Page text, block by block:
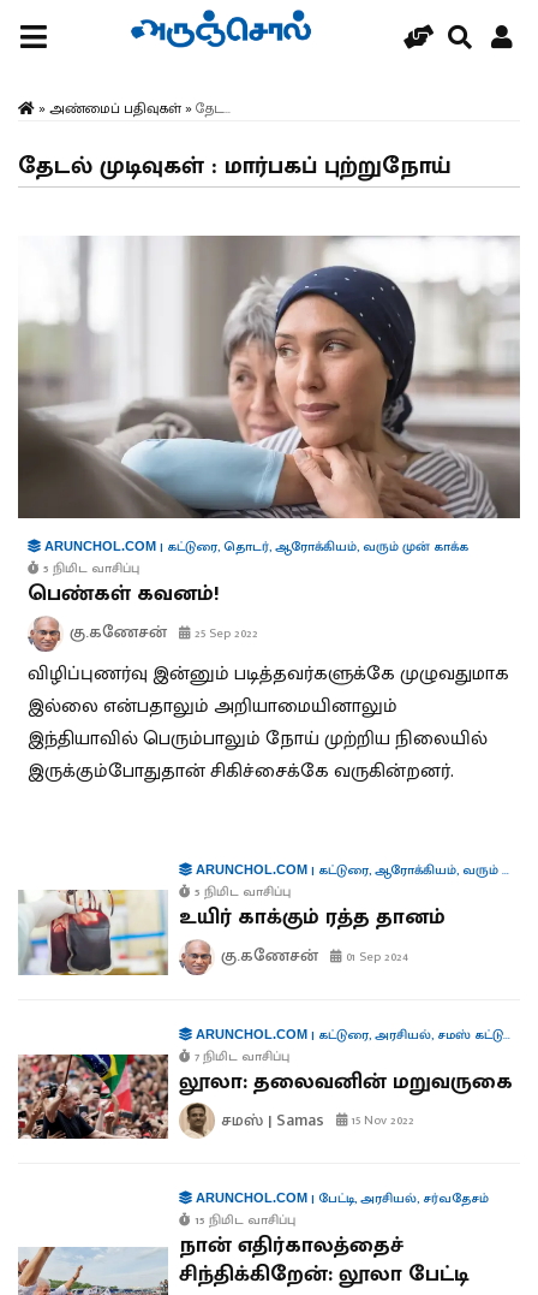
» அண்மைப் பதிவுகள்» தேட...
தேடல் முடிவுகள் : மார்பகப் புற்றுநோய்
ARUNCHOL.COM | கட்டுரை,தொடர்,ஆரோக்கியம், வரும் முன் காக்க
5 நிமிட வாசிப்பு
பெண்கள் கவனம்!
கு.கணேசன் 25 Sep 2022
விழிப்புணர்வு இன்னும் படித்தவர்களுக்கே முழுவதுமாக
இல்லை என்பதாலும் அறியாமையினாலும்
இந்தியாவில் பெரும்பாலும் நோய் முற்றிய நிலையில்
இருக்கும்போதுதான் சிகிச்சைக்கே வருகின்றனர்.
ARUNCHOL.COM| கட்டுரை,ஆரோக்கியம், வரும் முன் காக்க
5 நிமிட வாசிப்பு
உயிர் காக்கும் ரத்த தானம்
கு.கணேசன் 01 Sep 2024
ARUNCHOL.COM| கட்டுரை,அரசியல், சமஸ் கட்டுரை
7 நிமிட வாசிப்பு
லூலா: தலைவனின் மறுவருகை
சமஸ் | Samas 15 Nov 2022
ARUNCHOL.COM| பேட்டி,அரசியல், சர்வதேசம்
15 நிமிட வாசிப்பு
நான் எதிர்காலத்தைச்
சிந்திக்கிறேன்: லூலா பேட்டி